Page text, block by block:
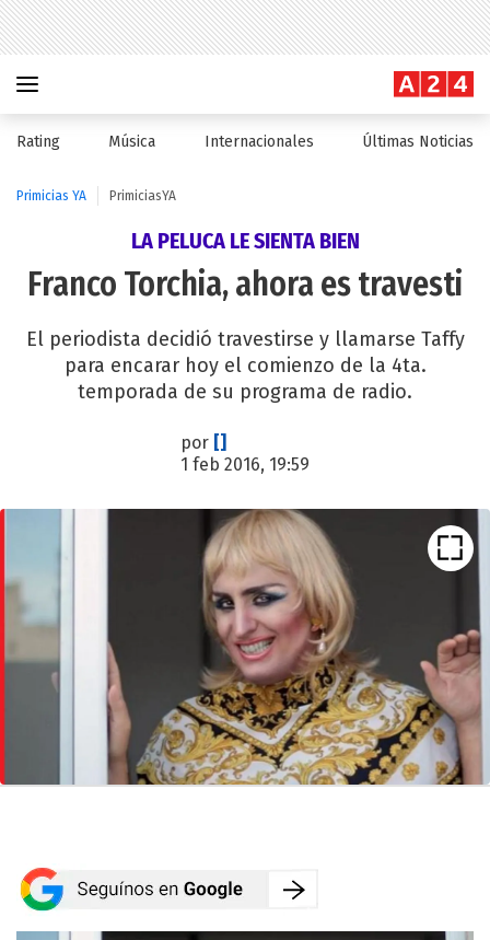
Rating Música Internacionales Últimas Noticias
Primicias YA PrimiciasYA
LA PELUCA LE SIENTA BIEN
Franco Torchia, ahora es travesti
El periodista decidió travestirse y llamarse Taffy
para encarar hoy el comienzo de la 4ta.
temporada de su programa de radio.
por []
1 feb 2016, 19:59